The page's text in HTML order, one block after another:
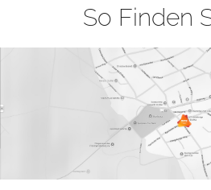
So Finden